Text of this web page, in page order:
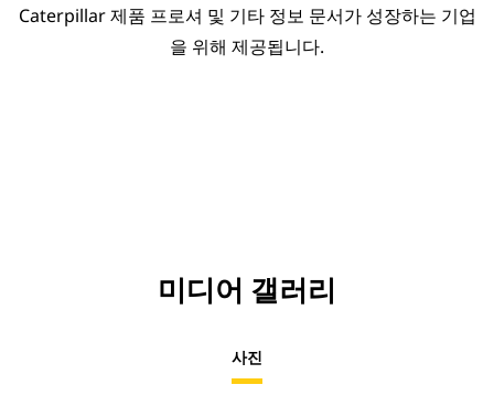
Caterpillar 제품 프로셔 및 기타 정보 문서가 성장하는 기업
을 위해 제공됩니다.
미디어 갤러리
사진